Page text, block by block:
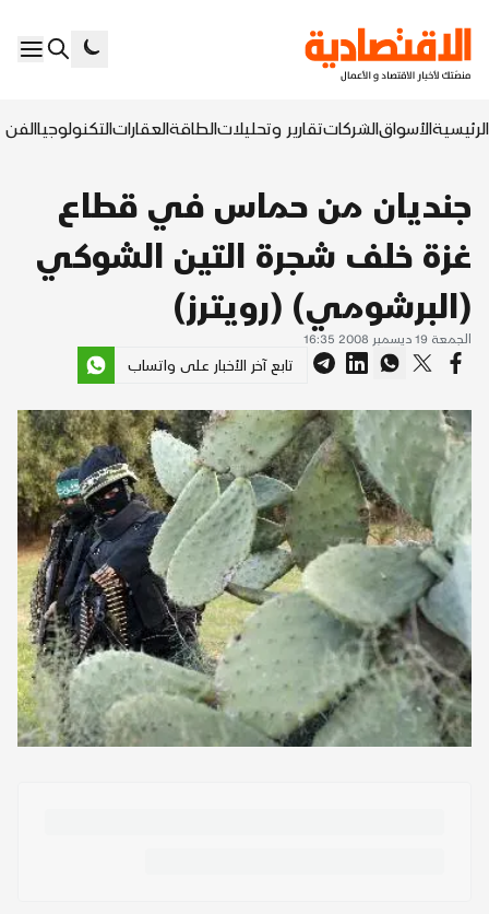
الرئيسيةالأسواقالشركاتتقارير وتحليلاتالطاقةالعقاراتالتكنولوجياالفن
جنديان من حماس في قطاع
غزة خلف شجرة التين الشوكي
(البرشومي) (رويترز)
الجمعة 19 ديسمبر 2008 16:35
تابع آخر الأخبار على واتساب